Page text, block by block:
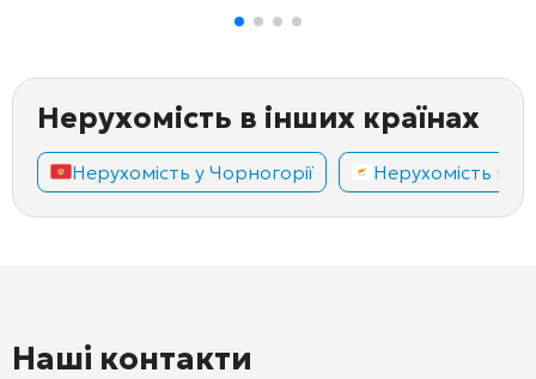
Нерухомість в інших країнах
Нерухомість у Чорногорії Нерухомість на
Наші контакти